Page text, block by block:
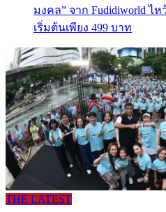
มงคล” จาก Fudidiworld ไ
เริ่มต้นเพียง 499 บาท
THE LATEST